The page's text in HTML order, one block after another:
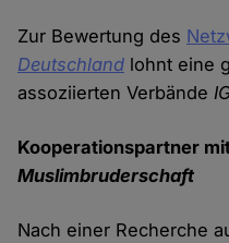
Zur Bewertung des
Deutschland lohnt eine
assoziierten Verbände
Kooperationspartner
Muslimbruderschaft
Nach einer Recherche